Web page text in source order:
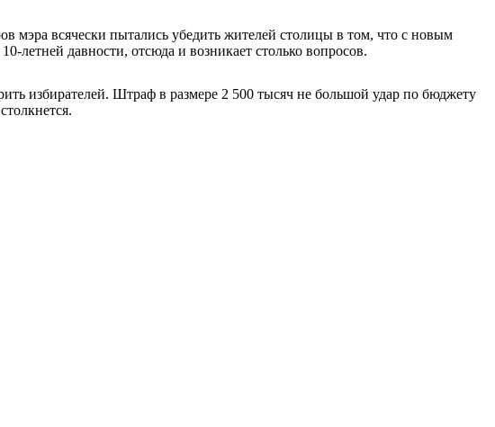
мэра всячески пытались убедить жителей столицы в том, что с новым
летней давности, отсюда и возникает столько вопросов.
избирателей. Штраф в размере 2 500 тысяч не большой удар по бюджету